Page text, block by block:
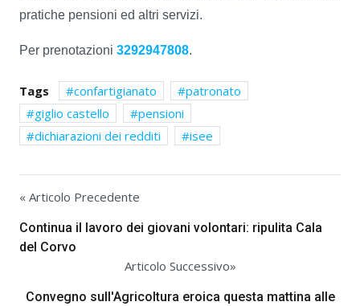
pratiche pensioni ed altri servizi.
Per prenotazioni 3292947808.
Tags confartigianato
patronato
giglio castello
pensioni
dichiarazioni dei redditi
isee
« Articolo Precedente
Continua il lavoro dei giovani volontari: ripulita Cala
del Corvo
Articolo Successivo»
Convegno sull'Agricoltura eroica questa mattina alle